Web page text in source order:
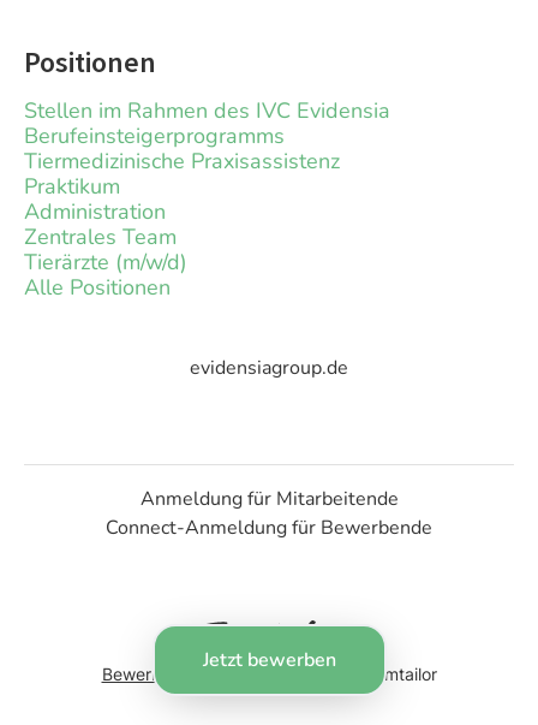
Jetzt bewerben
Positionen
Stellen im Rahmen des IVC Evidensia
Berufeinsteigerprogramms
Tiermedizinische Praxisassistenz
Praktikum
Administration
Zentrales Team
Tierärzte (m/w/d)
Alle Positionen
evidensiagroup.de
Anmeldung für Mitarbeitende
Connect-Anmeldung für Bewerbende
Bewerber-Tracking-System von Teamtailor